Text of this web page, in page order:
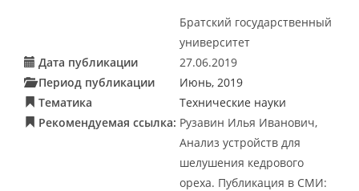
Братский государственный
университет
Дата публикации
27.06.2019
Период публикации
Июнь, 2019
Тематика
Технические науки
Рекомендуемая ссылка: Рузавин Илья Иванович,
Анализ устройств для
шелушения кедрового
ореха. Публикация в СМИ: